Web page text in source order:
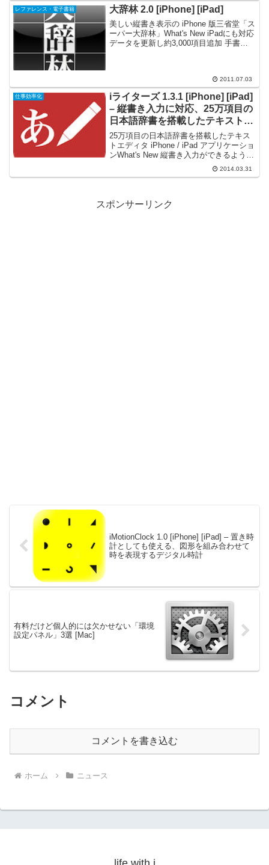
レファレンス・電子書籍 大辞林 2.0 [iPhone] [iPad]
美しい縦書き表示の iPhone 版三省堂「ス
ーパー大辞林」What's New iPadにも対応
データを更新し約3,000項目追加 手書き
2011.07.03
仕事効率化
iライターズ 1.3.1 [iPhone] [iPad]
– 縦書き入力に対応、25万項目の
日本語辞書を搭載したテキストエ
ディタ
25万項目の日本語辞書を搭載したテキス
トエディタ iPhone / iPad アプリケーショ
ンWhat's New 縦書き入力ができるように
なりました。（iOS 7 以上）（環境設定 -
文字スタイル） 外部キーボードから日本
2014.03.31
スポンサーリンク
iMotionClock 1.0 [iPhone] [iPad] – 置き時
計としても使える、図形を組み合わせて
時を表現するデジタル時計
有料だけど個人的には欠かせない「環境
設定パネル」3選 [Mac]
コメント
コメントを書き込む
ホーム ニュース